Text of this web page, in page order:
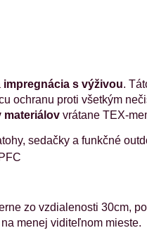
impregnácia s výživou.
ochranu proti všetkým
materiálov vrátane TEX-
sedačky a funkčné
zo vzdialenosti 30cm,
menej viditeľnom mieste.